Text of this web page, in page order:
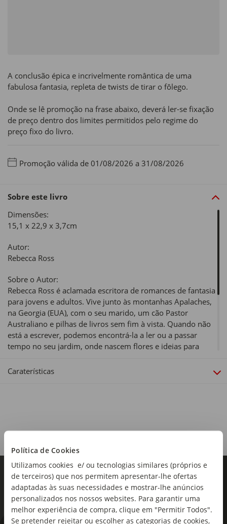
Política de Cookies
Utilizamos cookies e/ ou tecnologias similares (próprios e
de terceiros) que nos permitem apresentar-lhe ofertas
adaptadas às suas necessidades e mostrar-lhe anúncios
personalizados nos nossos websites. Para garantir uma
melhor experiência de compra, clique em "Permitir Todos".
Se pretender rejeitar ou escolher as categorias de cookies,
A conclusão épica e incrivelmente romântica de uma
fabulosa fantasia, repleta de twists de tirar o fôlego.
Onde se lê promoção na frase abaixo, deverá ler-se fixação
de preço dentro dos limites permitidos pelo regime do
preço fixo do livro.
Promoção válida de 01/08/2026 a 31/08/2026
Sobre este livro
Dimensões:
15,1 x 22,9 x 3,7cm
Autor:
Rebecca Ross
Sobre o Autor:
Rebecca Ross é aclamada escritora de romances de fantasia
para jovens e adultos. Vive junto às montanhas Apalaches,
na Georgia (EUA), com o seu marido, um cão Pastor
Australiano e pilhas de livros sem fim à vista. Quando não
está a escrever, podemos encontrá-la a ler ou a passar
tempo no seu jardim, onde nascem flores e ideias para
Caraterísticas